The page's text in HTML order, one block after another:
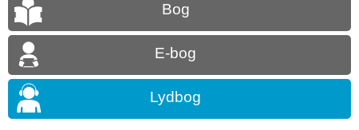
Bog
E-bog
Lydbog